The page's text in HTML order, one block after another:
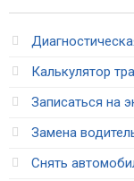
Калькулятор
Записаться на
Замена
Снять